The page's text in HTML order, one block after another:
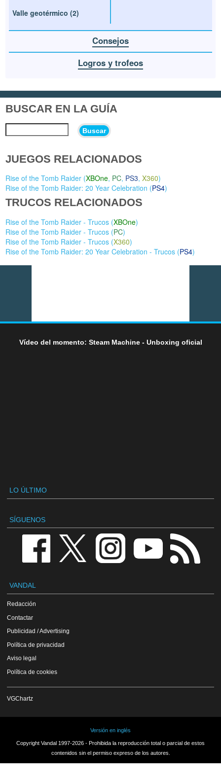
Valle geotérmico (2)
Consejos
Logros y trofeos
BUSCAR EN LA GUÍA
Buscar
JUEGOS RELACIONADOS
Rise of the Tomb Raider (XBOne, PC, PS3,X360)
Rise of the Tomb Raider: 20 Year Celebration (PS4)
TRUCOS RELACIONADOS
Rise of the Tomb Raider - Trucos (XBOne)
Rise of the Tomb Raider - Trucos (PC)
Rise of the Tomb Raider - Trucos (X360)
Rise of the Tomb Raider: 20 Year Celebration - Trucos (PS4)
Vídeo del momento: Steam Machine - Unboxing oficial
LO ÚLTIMO
SÍGUENOS
VANDAL
Redacción
Contactar
Publicidad / Advertising
Política de privacidad
Aviso legal
Política de cookies
VGChartz
Versión en inglés
Copyright Vandal 1997-2026 - Prohibida la reproducción total o parcial de estos
contenidos sin el permiso expreso de los autores.